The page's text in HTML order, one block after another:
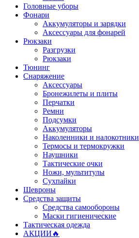
Головные уборы
Фонари
Аккумуляторы и зарядки
Аксессуары для фонарей
Рюкзаки
Разгрузки
Рюкзаки
Тюнинг
Снаряжение
Аксессуары
Бронежилеты и плиты
Перчатки
Ремни
Подсумки
Аккумуляторы
Наколенники и налокотники
Термосы и термокружки
Наушники
Тактические очки
Ножи, мультитулы
Сухпайки
Шевроны
Средства защиты
Средства самообороны
Маски гигиенические
Тактическая одежда
АКЦИИ🔥